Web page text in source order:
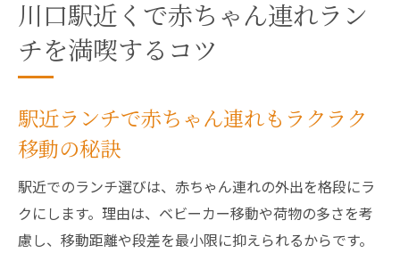
川口駅近くで赤ちゃん連れラン
チを満喫するコツ
駅近ランチで赤ちゃん連れもラクラク
移動の秘訣
駅近でのランチ選びは、赤ちゃん連れの外出を格段にラ
クにします。理由は、ベビーカー移動や荷物の多さを考
慮し、移動距離や段差を最小限に抑えられるからです。